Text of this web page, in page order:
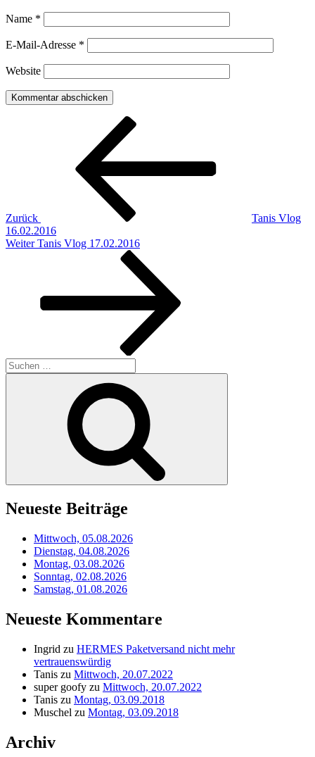
Name *
E-Mail-Adresse *
Website
Beitragsnavigation
Zurück
Tanis Vlog
16.02.2016
Nächster
Weiter Tanis Vlog 17.02.2016
Suchen
nach:
Neueste Beiträge
Mittwoch, 05.08.2026
Dienstag, 04.08.2026
Montag, 03.08.2026
Sonntag, 02.08.2026
Samstag, 01.08.2026
Neueste Kommentare
Ingrid zu HERMES Paketversand nicht mehr
vertrauenswürdig
Tanis zu Mittwoch, 20.07.2022
super goofy zu Mittwoch, 20.07.2022
Tanis zu Montag, 03.09.2018
Muschel zu Montag, 03.09.2018
Archiv